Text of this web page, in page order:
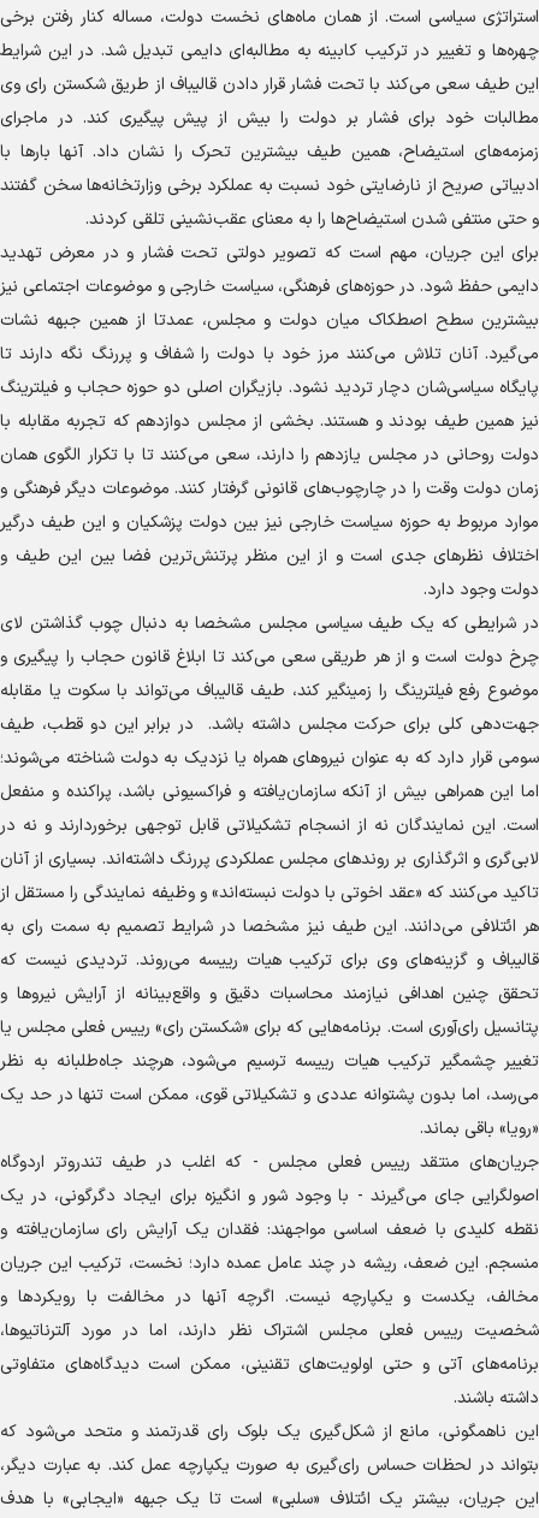
استراتژی سیاسی است. از همان ماه‌های نخست دولت، مساله کنار رفتن برخی
چهره‌ها و تغییر در ترکیب کابینه به مطالبه‌ای دایمی تبدیل شد. در این شرایط
این طیف سعی می‌کند با تحت فشار قرار دادن قالیباف از طریق شکستن رای وی
مطالبات خود برای فشار بر دولت را بیش از پیش پیگیری کند. در ماجرای
زمزمه‌های استیضاح، همین طیف بیشترین تحرک را نشان داد. آنها بار‌ها با
ادبیاتی صریح از نارضایتی خود نسبت به عملکرد برخی وزارتخانه‌ها سخن گفتند
و حتی منتفی شدن استیضاح‌ها را به معنای عقب‌نشینی تلقی کردند.
برای این جریان، مهم است که تصویر دولتی تحت فشار و در معرض تهدید
دایمی حفظ شود. در حوزه‌های فرهنگی، سیاست خارجی و موضوعات اجتماعی نیز
بیشترین سطح اصطکاک میان دولت و مجلس، عمدتا از همین جبهه نشات
می‌گیرد. آنان تلاش می‌کنند مرز خود با دولت را شفاف و پررنگ نگه دارند تا
پایگاه سیاسی‌شان دچار تردید نشود. بازیگران اصلی دو حوزه حجاب و فیلترینگ
نیز همین طیف بودند و هستند. بخشی از مجلس دوازدهم که تجربه مقابله با
دولت روحانی در مجلس یازدهم را دارند، سعی می‌کنند تا با تکرار الگوی همان
زمان دولت وقت را در چارچوب‌های قانونی گرفتار کنند. موضوعات دیگر فرهنگی و
موارد مربوط به حوزه سیاست خارجی نیز بین دولت پزشکیان و این طیف درگیر
اختلاف نظر‌های جدی است و از این منظر پرتنش‌ترین فضا بین این طیف و
دولت وجود دارد.
در شرایطی که یک طیف سیاسی مجلس مشخصا به دنبال چوب گذاشتن لای
چرخ دولت است و از هر طریقی سعی می‌کند تا ابلاغ قانون حجاب را پیگیری و
موضوع رفع فیلترینگ را زمینگیر کند، طیف قالیباف می‌تواند با سکوت یا مقابله
جهت‌دهی کلی برای حرکت مجلس داشته باشد. در برابر این دو قطب، طیف
سومی قرار دارد که به عنوان نیرو‌های همراه یا نزدیک به دولت شناخته می‌شوند؛
اما این همراهی بیش از آنکه سازمان‌یافته و فراکسیونی باشد، پراکنده و منفعل
است. این نمایندگان نه از انسجام تشکیلاتی قابل توجهی برخوردارند و نه در
لابی‌گری و اثرگذاری بر روند‌های مجلس عملکردی پررنگ داشته‌اند. بسیاری از آنان
تاکید می‌کنند که «عقد اخوتی با دولت نبسته‌اند» و وظیفه نمایندگی را مستقل از
هر ائتلافی می‌دانند. این طیف نیز مشخصا در شرایط تصمیم به سمت رای به
قالیباف و گزینه‌های وی برای ترکیب هیات رییسه می‌روند. تردیدی نیست که
تحقق چنین اهدافی نیازمند محاسبات دقیق و واقع‌بینانه از آرایش نیرو‌ها و
پتانسیل رای‌آوری است. برنامه‌هایی که برای «شکستن رای» رییس فعلی مجلس یا
تغییر چشمگیر ترکیب هیات رییسه ترسیم می‌شود، هرچند جاه‌طلبانه به نظر
می‌رسد، اما بدون پشتوانه عددی و تشکیلاتی قوی، ممکن است تنها در حد یک
«رویا» باقی بماند.
جریان‌های منتقد رییس فعلی مجلس - که اغلب در طیف تندروتر اردوگاه
اصولگرایی جای می‌گیرند - با وجود شور و انگیزه برای ایجاد دگرگونی، در یک
نقطه کلیدی با ضعف اساسی مواجهند: فقدان یک آرایش رای سازمان‌یافته و
منسجم. این ضعف، ریشه در چند عامل عمده دارد؛ نخست، ترکیب این جریان
مخالف، یکدست و یکپارچه نیست. اگرچه آنها در مخالفت با رویکرد‌ها و
شخصیت رییس فعلی مجلس اشتراک نظر دارند، اما در مورد آلترناتیوها،
برنامه‌های آتی و حتی اولویت‌های تقنینی، ممکن است دیدگاه‌های متفاوتی
داشته باشند.
این ناهمگونی، مانع از شکل‌گیری یک بلوک رای قدرتمند و متحد می‌شود که
بتواند در لحظات حساس رای‌گیری به صورت یکپارچه عمل کند. به عبارت دیگر،
این جریان، بیشتر یک ائتلاف «سلبی» است تا یک جبهه «ایجابی» با هدف